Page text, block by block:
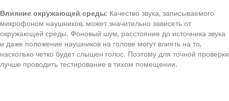
Влияние окружающей среды: Качество звука, записываемого
микрофоном наушников, может значительно зависеть от
окружающей среды. Фоновый шум, расстояние до источника звука
и даже положение наушников на голове могут влиять на то,
насколько четко будет слышен голос. Поэтому для точной проверки
лучше проводить тестирование в тихом помещении.